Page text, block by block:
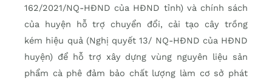
162/2021/NQ-HĐND của HĐND tỉnh) và chính sách
của huyện hỗ trợ chuyển đổi, cải tạo cây trồng
kém hiệu quả (Nghị quyết 13/ NQ-HĐND của HĐND
huyện) để hỗ trợ xây dựng vùng nguyên liệu sản
phẩm cà phê đảm bảo chất lượng làm cơ sở phát